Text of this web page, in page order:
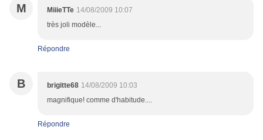
M MiiieTTe 14/08/2009 10:07
très joli modèle...
Répondre
B brigitte68 14/08/2009 10:03
magnifique! comme d'habitude....
Répondre